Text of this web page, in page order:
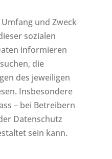
und Zweck
sozialen
informieren
die
des jeweiligen
Insbesondere
– bei Betreibern
Datenschutz
sein kann.